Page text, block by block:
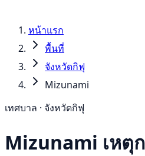
หน้าแรก
พื้นที่
จังหวัดกิฟุ
Mizunami
เทศบาล · จังหวัดกิฟุ
Mizunami เหตุ